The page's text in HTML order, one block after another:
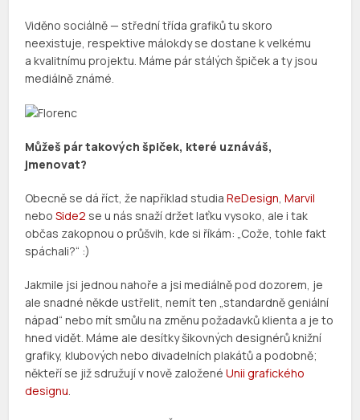
Viděno sociálně — střední třída grafiků tu skoro
neexistuje, respektive málokdy se dostane k velkému
a kvalitnímu projektu. Máme pár stálých špiček a ty jsou
mediálně známé.
Můžeš pár takových špiček, které uznáváš,
jmenovat?
Obecně se dá říct, že například studiaReDesign,Marvil
neboSide2 se u nás snaží držet laťku vysoko, ale i tak
občas zakopnou o průšvih, kde si říkám: „Cože, tohle fakt
spáchali?“ :)
Jakmile jsi jednou nahoře a jsi mediálně pod dozorem, je
ale snadné někde ustřelit, nemít ten „standardně geniální
nápad“ nebo mít smůlu na změnu požadavků klienta a je to
hned vidět. Máme ale desítky šikovných designérů knižní
grafiky, klubových nebo divadelních plakátů a podobně;
někteří se již sdružují v nově založenéUnii grafického
designu.